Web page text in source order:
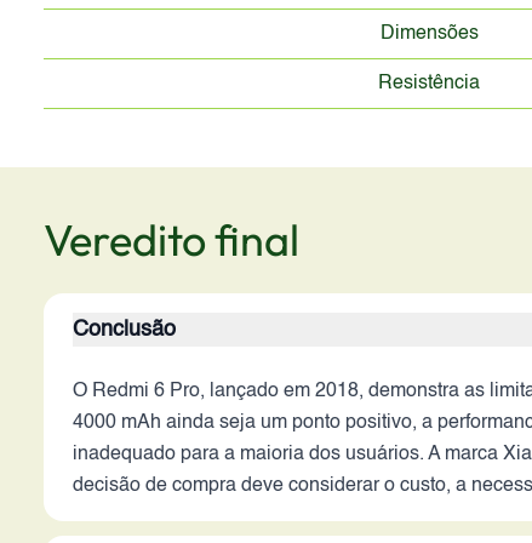
Dimensões
Resistência
Veredito final
Conclusão
O Redmi 6 Pro, lançado em 2018, demonstra as
4000 mAh ainda seja um ponto positivo, a
inadequado para a maioria dos usuários. A marca
decisão de compra deve considerar o custo, a